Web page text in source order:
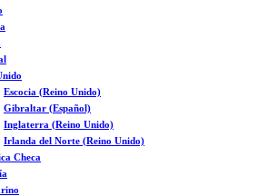
Escocia (Reino Unido)
Gibraltar (Español)
Inglaterra (Reino Unido)
Irlanda del Norte (Reino Unido)
Checa